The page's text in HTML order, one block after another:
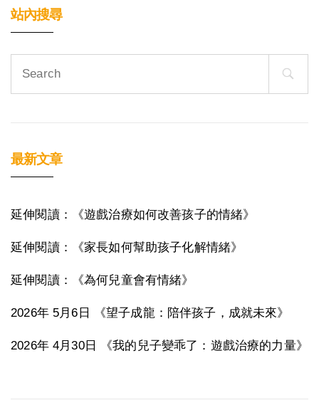
站內搜尋
最新文章
延伸閱讀：《遊戲治療如何改善孩子的情緒》
延伸閱讀：《家長如何幫助孩子化解情緒》
延伸閱讀：《為何兒童會有情緒》
2026年 5月6日 《望子成龍：陪伴孩子，成就未來》
2026年 4月30日 《我的兒子變乖了：遊戲治療的力量》